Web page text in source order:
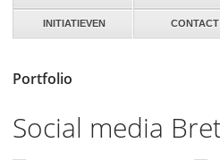
Portfolio
Social media
INITIATIEVEN CONTACT